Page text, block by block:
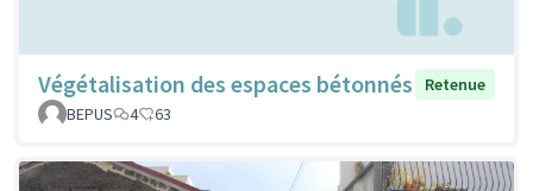
Végétalisation des espaces bétonnés
Retenue
BEPUS
4 63